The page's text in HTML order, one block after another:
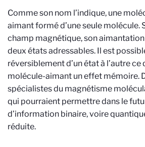
Comme son nom l’indique, une
aimant formé d’une seule molécule.
champ magnétique, son
deux états adressables. Il est
réversiblement d’un état à l’autre
molécule-aimant un effet mémoire.
spécialistes du magnétisme
qui pourraient permettre dans le
d’information binaire, voire
réduite.